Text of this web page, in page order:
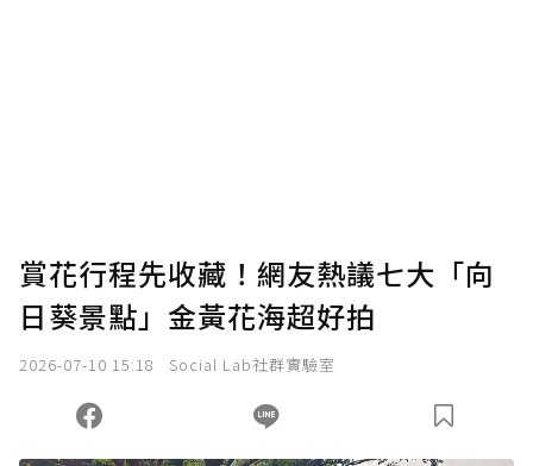
賞花行程先收藏！網友熱議七大「向
日葵景點」金黃花海超好拍
2026-07-10 15:18 Social Lab社群實驗室